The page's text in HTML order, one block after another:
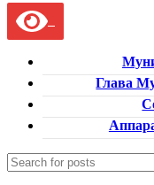
Глава